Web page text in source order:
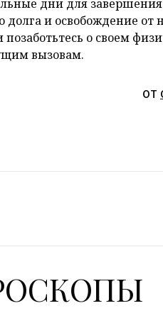
дни для завершения
долга и освобождение
о своем
вызовам.
ОТ